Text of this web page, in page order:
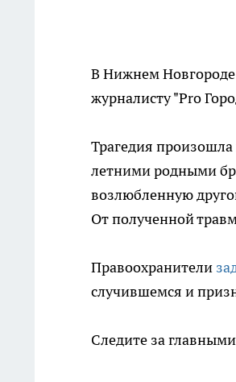
В Нижнем Новгороде
журналисту "Pro
Трагедия
летними родными
возлюбленную
От полученной
Правоохранители
случившемся и
Следите за